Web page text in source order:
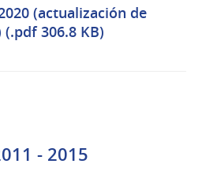
(actualización de
306.8 KB)
- 2015